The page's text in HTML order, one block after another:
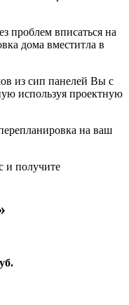
проблем вписаться на
дома вместитла в
из сип панелей Вы с
используя проектную
на ваш
и получите